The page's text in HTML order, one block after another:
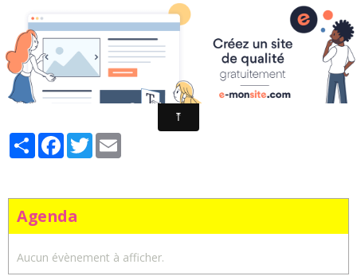
Fêtes foraines d'Arras - Artois en fêtes
Fampoux
PartagerFacebook
Twitter
Agenda
Aucun évènement à afficher.